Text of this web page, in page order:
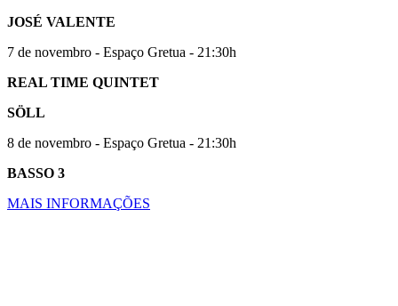
JOSÉ VALENTE
7 de novembro - Espaço Gretua - 21:30h
REAL TIME QUINTET
SÖLL
8 de novembro - Espaço Gretua - 21:30h
BASSO 3
MAIS INFORMAÇÕES